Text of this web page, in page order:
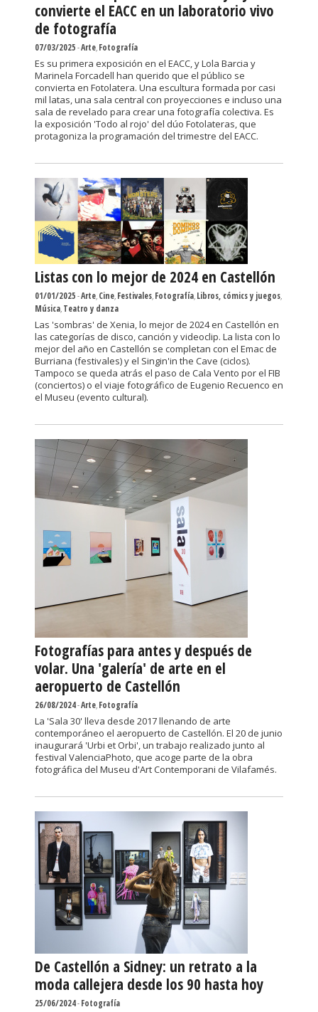
convierte el EACC en un laboratorio vivo
de fotografía
07/03/2025-Arte,Fotografía
Es su primera exposición en el EACC, y Lola Barcia y
Marinela Forcadell han querido que el público se
convierta en Fotolatera. Una escultura formada por casi
mil latas, una sala central con proyecciones e incluso una
sala de revelado para crear una fotografía colectiva. Es
la exposición 'Todo al rojo' del dúo Fotolateras, que
protagoniza la programación del trimestre del EACC.
Listas con lo mejor de 2024 en Castellón
01/01/2025-Arte,Cine,Festivales,Fotografía,Libros, cómics y juegos,
Música,Teatro y danza
Las 'sombras' de Xenia, lo mejor de 2024 en Castellón en
las categorías de disco, canción y videoclip. La lista con lo
mejor del año en Castellón se completan con el Emac de
Burriana (festivales) y el Singin'in the Cave (ciclos).
Tampoco se queda atrás el paso de Cala Vento por el FIB
(conciertos) o el viaje fotográfico de Eugenio Recuenco en
el Museu (evento cultural).
Fotografías para antes y después de
volar. Una 'galería' de arte en el
aeropuerto de Castellón
26/08/2024-Arte,Fotografía
La 'Sala 30' lleva desde 2017 llenando de arte
contemporáneo el aeropuerto de Castellón. El 20 de junio
inaugurará 'Urbi et Orbi', un trabajo realizado junto al
festival ValenciaPhoto, que acoge parte de la obra
fotográfica del Museu d'Art Contemporani de Vilafamés.
De Castellón a Sidney: un retrato a la
moda callejera desde los 90 hasta hoy
25/06/2024-Fotografía